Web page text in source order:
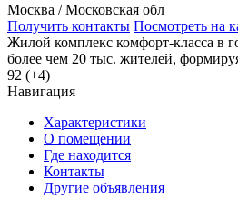
Москва / Московская обл
Получить контакты Посмотреть на
Жилой комплекс комфорт-класса в
более чем 20 тыс. жителей,
92 (+4)
Навигация
Характеристики
О помещении
Где находится
Контакты
Другие объявления